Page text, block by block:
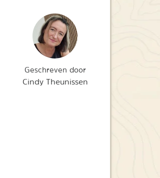
Geschreven door
Cindy Theunissen